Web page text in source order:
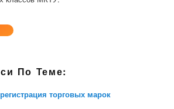
По Теме:
торговых марок